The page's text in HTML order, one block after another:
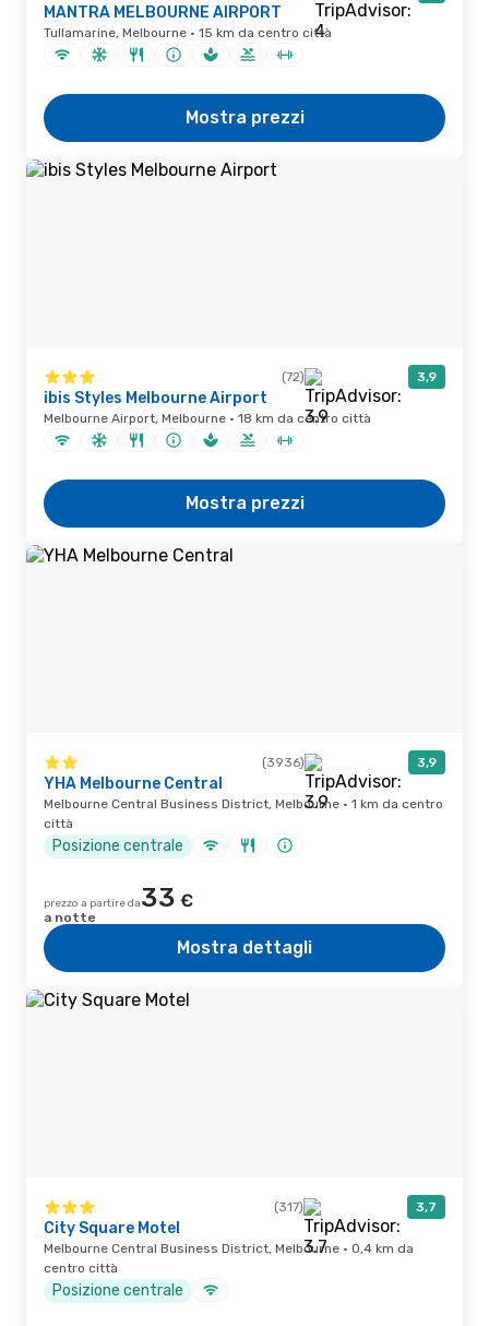
MANTRA MELBOURNE AIRPORT
Tullamarine, Melbourne · 15 km da centro città
Mostra prezzi
(72) 3,9
ibis Styles Melbourne Airport
Melbourne Airport, Melbourne · 18 km da centro città
Mostra prezzi
(3936) 3,9
YHA Melbourne Central
Melbourne Central Business District, Melbourne · 1 km da centro
città
Posizione centrale
prezzo a partire da33 €
a notte
Mostra dettagli
(317) 3,7
City Square Motel
Melbourne Central Business District, Melbourne · 0,4 km da
centro città
Posizione centrale